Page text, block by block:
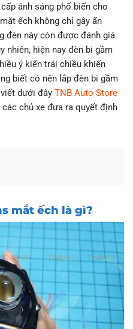
ánh sáng phổ biến cho
ếch không chỉ gây ấn
đèn này còn được đánh giá
nhiên, hiện nay đèn bi gầm
ý kiến trái chiều khiến
biết có nên lắp đèn bi gầm
dưới đây TNB Auto Store
chủ xe đưa ra quyết định
mắt ếch là gì?